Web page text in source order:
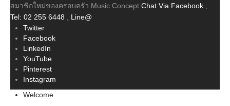
สมาชิกใหม่ของครอบครัว Music Concept Chat Via Facebook
Tel: 02 255 6448
Line@
Twitter
Facebook
LinkedIn
YouTube
Pinterest
Instagram
Welcome